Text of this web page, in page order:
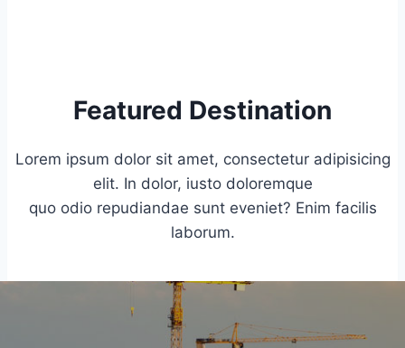
Featured Destination
Lorem ipsum dolor sit amet, consectetur adipisicing
elit. In dolor, iusto doloremque
quo odio repudiandae sunt eveniet? Enim facilis
laborum.